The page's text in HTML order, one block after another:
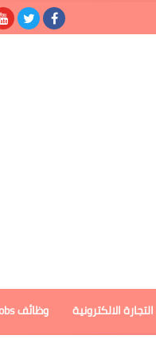
التجارة الالكترونية وظائف Jobs